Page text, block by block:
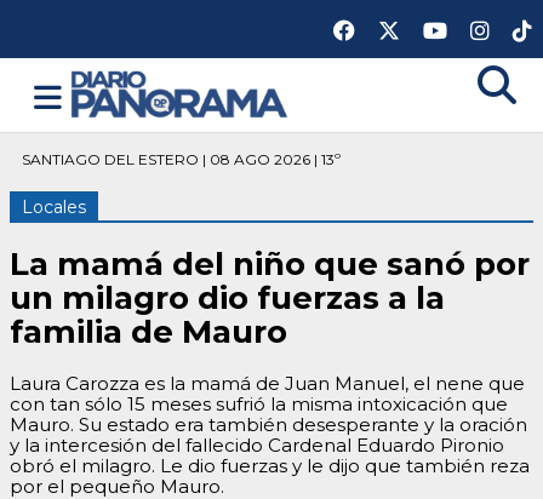
SANTIAGO DEL ESTERO | 08 AGO 2026 | 13º
Locales
La mamá del niño que sanó por
un milagro dio fuerzas a la
familia de Mauro
Laura Carozza es la mamá de Juan Manuel, el nene que
con tan sólo 15 meses sufrió la misma intoxicación que
Mauro. Su estado era también desesperante y la oración
y la intercesión del fallecido Cardenal Eduardo Pironio
obró el milagro. Le dio fuerzas y le dijo que también reza
por el pequeño Mauro.